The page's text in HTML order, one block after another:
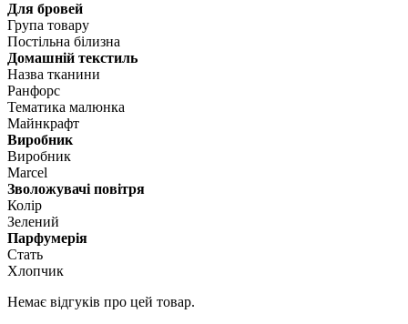
Для бровей
Група товару
Постільна білизна
Домашній текстиль
Назва тканини
Ранфорс
Тематика малюнка
Майнкрафт
Виробник
Виробник
Marcel
Зволожувачі повітря
Колір
Зелений
Парфумерія
Стать
Хлопчик
Немає відгуків про цей товар.